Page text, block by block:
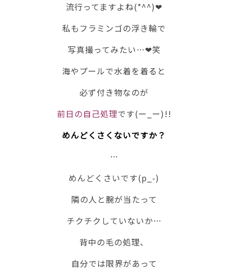
流行ってますよね(*^^)❤
私もフラミンゴの浮き輪で
写真撮ってみたい…❤笑
海やプールで水着を着ると
必ず付き物なのが
前日の自己処理です(ー_ー)!!
めんどくさくないですか？
…
めんどくさいです(p_-)
隣の人と腕が当たって
チクチクしていないか…
背中の毛の処理、
自分では限界があって